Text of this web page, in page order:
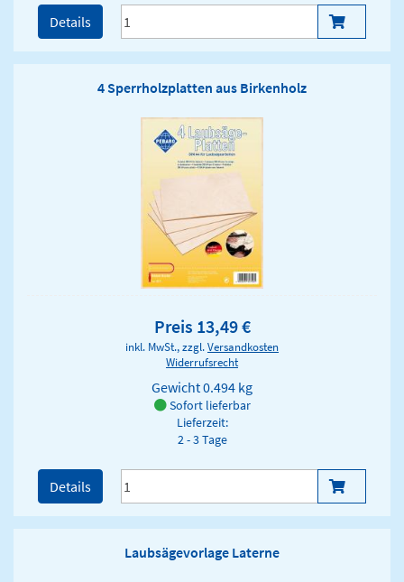
Details
4 Sperrholzplatten aus Birkenholz
Preis 13,49 €
inkl. MwSt., zzgl.Versandkosten
Widerrufsrecht
Gewicht0.494 kg
Sofort lieferbar
Lieferzeit:
2 - 3 Tage
Details
Laubsägevorlage Laterne